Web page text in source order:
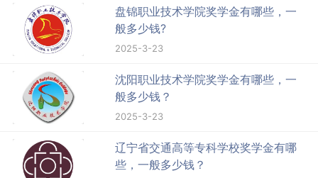
盘锦职业技术学院奖学金有哪些，一
般多少钱?
2025-3-23
沈阳职业技术学院奖学金有哪些，一
般多少钱？
2025-3-23
辽宁省交通高等专科学校奖学金有哪
些，一般多少钱？